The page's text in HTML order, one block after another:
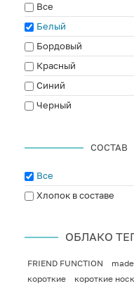
Все
Белый
Бордовый
Красный
Синий
Черный
СОСТАВ
Все
Хлопок в составе
ОБЛАКО
FRIEND FUNCTION
короткие
короткие